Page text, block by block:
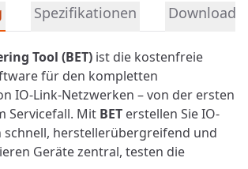
Spezifikationen Downloads
Tool (BET) ist die kostenfreie
für den kompletten
IO-Link-Netzwerken – von der ersten
Servicefall. Mit BET erstellen Sie IO-
schnell, herstellerübergreifend und
Geräte zentral, testen die